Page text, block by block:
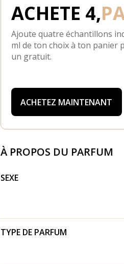
ACHETE 4,
Ajoute quatre échantillons
ml de ton choix à ton panier
un gratuit.
ACHETEZ MAINTENANT
À PROPOS DU PARFUM
SEXE
TYPE DE PARFUM